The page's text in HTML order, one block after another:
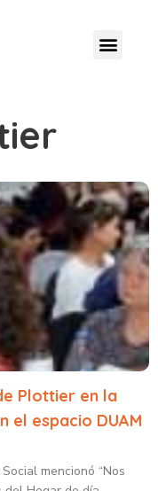
Plottier en la
el espacio DUAM
mencionó “Nos